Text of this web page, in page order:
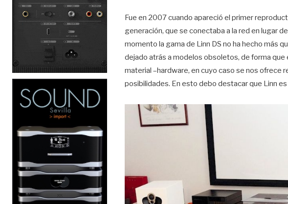
Fue en 2007 cuando apareció el primer
generación, que se conectaba a la red en lugar
momento la gama de Linn DS no ha hecho más
dejado atrás a modelos obsoletos, de forma
material –hardware, en cuyo caso se nos ofrece
posibilidades. En esto debo destacar que Linn